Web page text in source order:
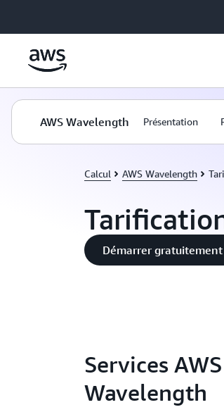
AWS Wavelength Présentation
Calcul AWS Wavelength
Démarrer gratuitement
Services
Wavelength